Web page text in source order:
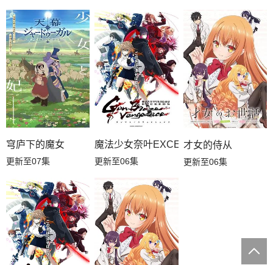
穹庐下的魔女
更新至07集
魔法少女奈叶
更新至06集
才女的侍从
更新至06集